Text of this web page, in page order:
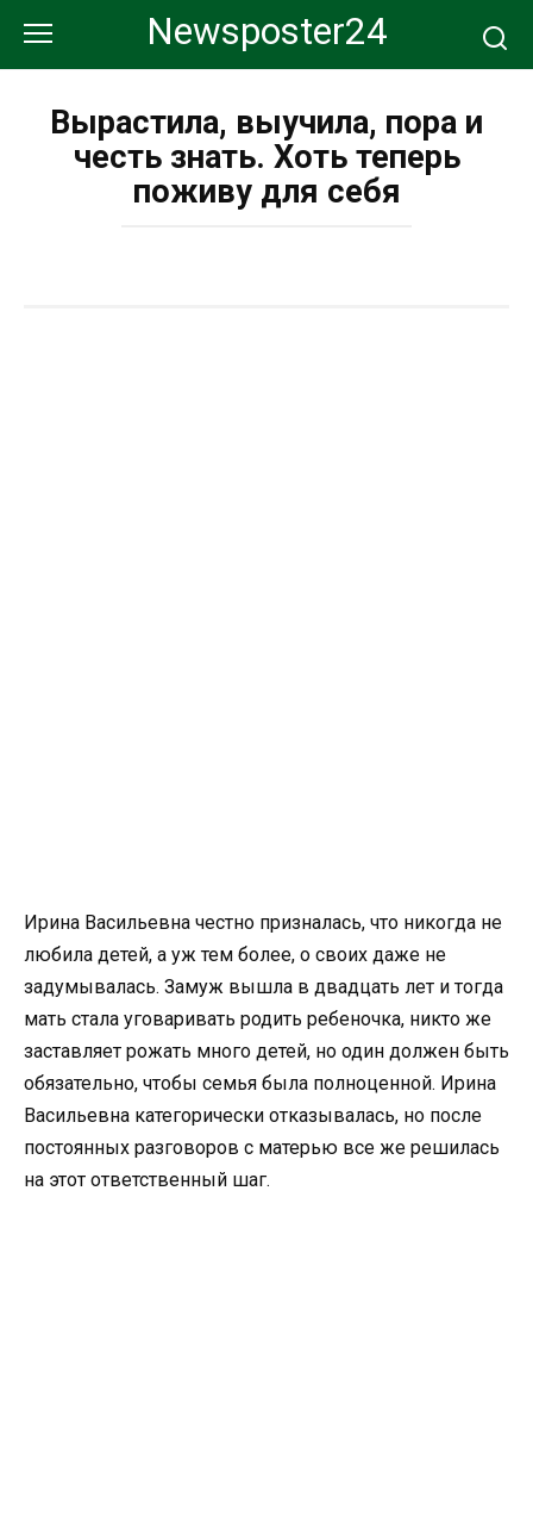
контенту
Newsposter24
Вырастила, выучила, пора и
честь знать. Хоть теперь
поживу для себя
Ирина Васильевна честно призналась, что никогда не
любила детей, а уж тем более, о своих даже не
задумывалась. Замуж вышла в двадцать лет и тогда
мать стала уговаривать родить ребеночка, никто же
заставляет рожать много детей, но один должен быть
обязательно, чтобы семья была полноценной. Ирина
Васильевна категорически отказывалась, но после
постоянных разговоров с матерью все же решилась
на этот ответственный шаг.